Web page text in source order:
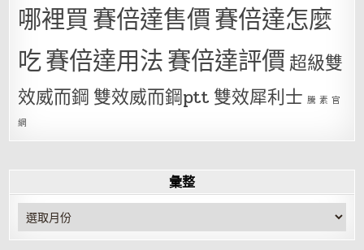
哪裡買賽倍達售價賽倍達怎麼
吃賽倍達用法賽倍達評價超級雙
效威而鋼 雙效威而鋼ptt 雙效犀利士 騰 素 官
網
彙整
彙
整